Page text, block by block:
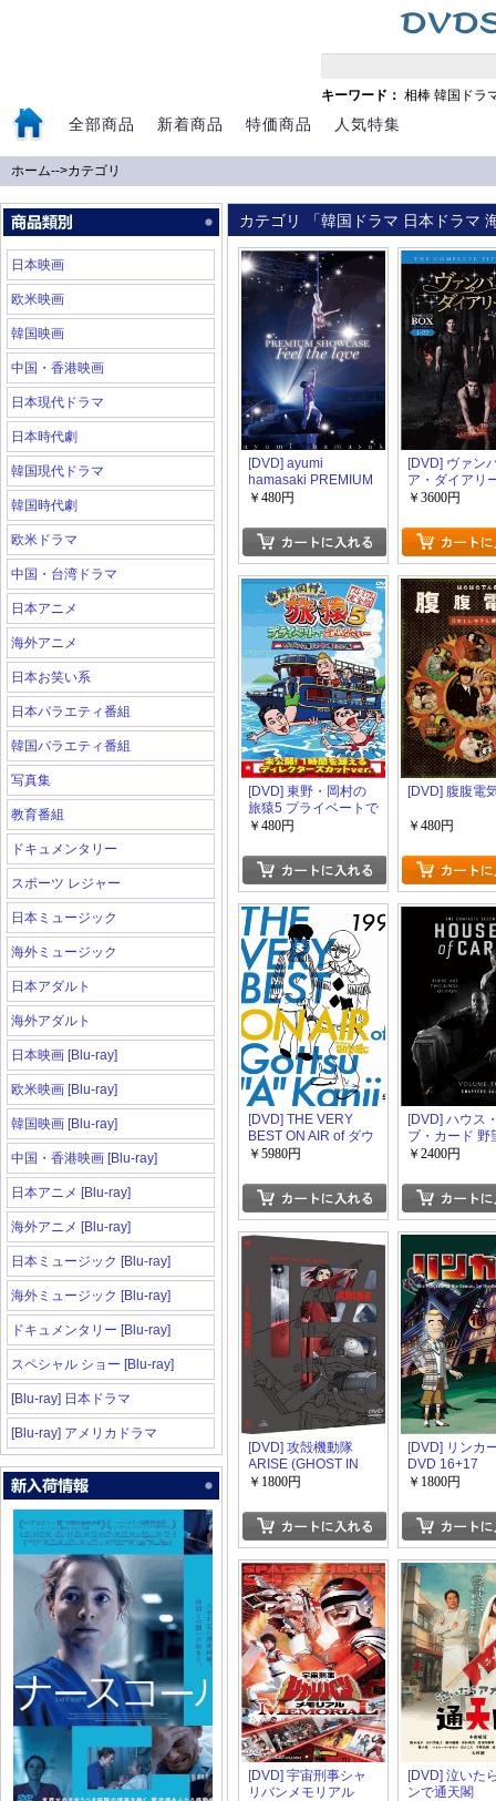
キーワード： 相棒 韓国ドラ
全部商品 新着商品 特価商品 人気特集
ホーム-->カテゴリ
日本映画
欧米映画
韓国映画
中国・香港映画
日本現代ドラマ
日本時代劇
韓国現代ドラマ
韓国時代劇
欧米ドラマ
中国・台湾ドラマ
日本アニメ
海外アニメ
日本お笑い系
日本バラエティ番組
韓国バラエティ番組
写真集
教育番組
ドキュメンタリー
スポーツ レジャー
日本ミュージック
海外ミュージック
日本アダルト
海外アダルト
日本映画 [Blu-ray]
欧米映画 [Blu-ray]
韓国映画 [Blu-ray]
中国・香港映画 [Blu-ray]
日本アニメ [Blu-ray]
海外アニメ [Blu-ray]
日本ミュージック [Blu-ray]
海外ミュージック [Blu-ray]
ドキュメンタリー [Blu-ray]
スペシャル ショー [Blu-ray]
[Blu-ray] 日本ドラマ
[Blu-ray] アメリカドラマ
カテゴリ 「韓国ドラマ 日本ドラマ
[DVD] ayumi
hamasaki PREMIUM
SHOWCASE ~Feel
￥480円
[DVD] ヴァン
ア・ダイアリ
DVD-BOX シ
￥3600円
[DVD] 東野・岡村の
旅猿5 プライベートで
ごめんなさい・・・
ゾートの旅 ハラハラ
編
￥480円
[DVD] 腹腹電
￥480円
[DVD] THE VERY
BEST ON AIR of ダウ
ンタウンのごっつえ
￥5980円
[DVD] ハウス
ブ・カード 野
段 DVD-BOX
￥2400円
[DVD] 攻殻機動隊
ARISE (GHOST IN
THE SHELL ARISE)
￥1800円
[DVD] リンカ
DVD 16+17
￥1800円
[DVD] 宇宙刑事シャ
リバンメモリアル
[DVD] 泣いた
ンで通天閣